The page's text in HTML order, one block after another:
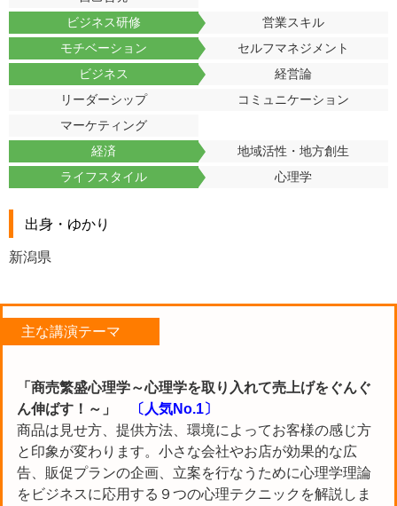
ビジネス研修
営業スキル
モチベーション
セルフマネジメント
ビジネス
経営論
リーダーシップ
コミュニケーション
マーケティング
経済
地域活性・地方創生
ライフスタイル
心理学
出身・ゆかり
新潟県
主な講演テーマ
「商売繁盛心理学～心理学を取り入れて売上げをぐんぐ
ん伸ばす！～」
〔人気No.1〕
商品は見せ方、提供方法、環境によってお客様の感じ方
と印象が変わります。小さな会社やお店が効果的な広
告、販促プランの企画、立案を行なうために心理学理論
をビジネスに応用する９つの心理テクニックを解説しま